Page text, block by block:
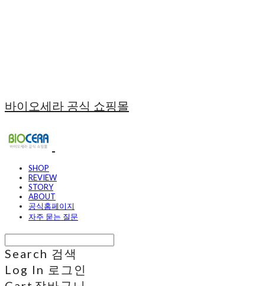
바이오세라 공식 쇼핑몰
SHOP
REVIEW
STORY
ABOUT
공식홈페이지
자주 묻는 질문
Search 검색
Log In 로그인